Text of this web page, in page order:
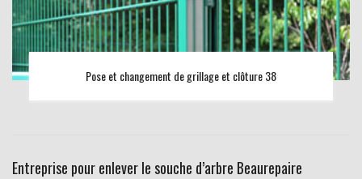
Pose et changement de grillage et clôture 38
Entreprise pour enlever le souche d’arbre Beaurepaire